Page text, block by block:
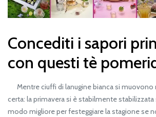
Concediti i sapori
con questi tè
Mentre ciuffi di lanugine bianca si muovono
certa: la primavera si è stabilmente stabilizzata
modo migliore per festeggiare la stagione se